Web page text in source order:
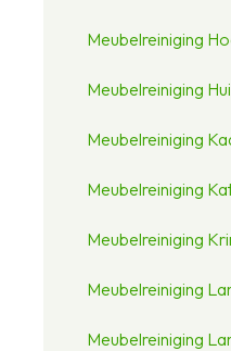
Meubelreiniging
Meubelreiniging
Meubelreiniging
Meubelreiniging
Meubelreiniging
Meubelreiniging
Meubelreiniging